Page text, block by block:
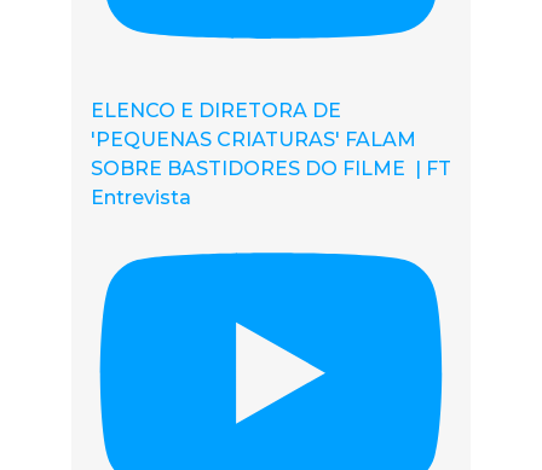
ELENCO E DIRETORA DE
'PEQUENAS CRIATURAS' FALAM
SOBRE BASTIDORES DO FILME | FT
Entrevista